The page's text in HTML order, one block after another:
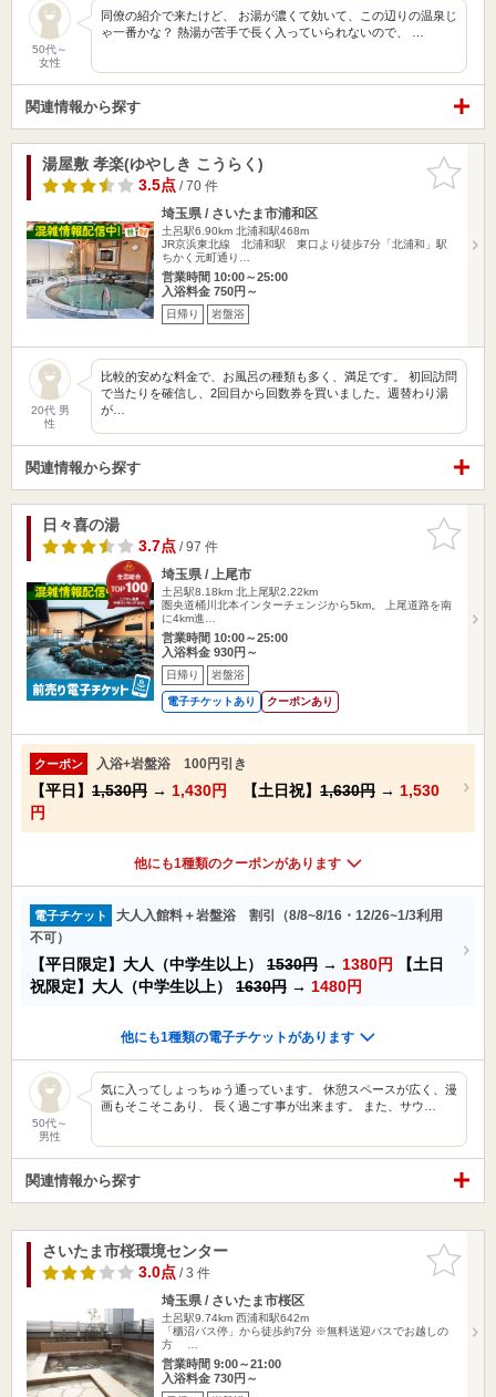
50代～
女性
同僚の紹介で来たけど、 お湯が濃くて効いて、この辺りの温泉じ
ゃ一番かな？ 熱湯が苦手で長く入っていられないので、 …
関連情報から探す
お気に入
りに追加
湯屋敷 孝楽(ゆやしき こうらく)
3.5点/ 70 件
埼玉県 / さいたま市浦和区
土呂駅6.90km 北浦和駅468m
JR京浜東北線 北浦和駅 東口より徒歩7分「北浦和」駅
ちかく元町通り…
営業時間 10:00～25:00
入浴料金 750円～
日帰り 岩盤浴
20代 男
性
比較的安めな料金で、お風呂の種類も多く、満足です。 初回訪問
で当たりを確信し、2回目から回数券を買いました。週替わり湯
が…
関連情報から探す
お気に入
りに追加
日々喜の湯
3.7点/ 97 件
埼玉県 / 上尾市
土呂駅8.18km 北上尾駅2.22km
圏央道桶川北本インターチェンジから5km。 上尾道路を南
に4km進…
営業時間 10:00～25:00
入浴料金 930円～
日帰り 岩盤浴
電子チケットあり クーポンあり
クーポン 入浴+岩盤浴 100円引き
【平日】 1,530円 → 1,430円 【土日祝】 1,630円 → 1,530
円
他にも1種類のクーポンがあります
電子チケット
大人入館料＋岩盤浴 割引（8/8~8/16・12/26~1/3利用
不可）
【平日限定】大人（中学生以上） 1530円 → 1380円
【土日
祝限定】大人（中学生以上） 1630円 → 1480円
他にも1種類の電子チケットがあります
50代～
男性
気に入ってしょっちゅう通っています。 休憩スペースが広く、漫
画もそこそこあり、 長く過ごす事が出来ます。 また、サウ…
関連情報から探す
お気に入
りに追加
さいたま市桜環境センター
3.0点/ 3 件
埼玉県 / さいたま市桜区
土呂駅9.74km 西浦和駅642m
「櫃沼バス停」から徒歩約7分 ※無料送迎バスでお越しの
方 …
営業時間 9:00～21:00
入浴料金 730円～